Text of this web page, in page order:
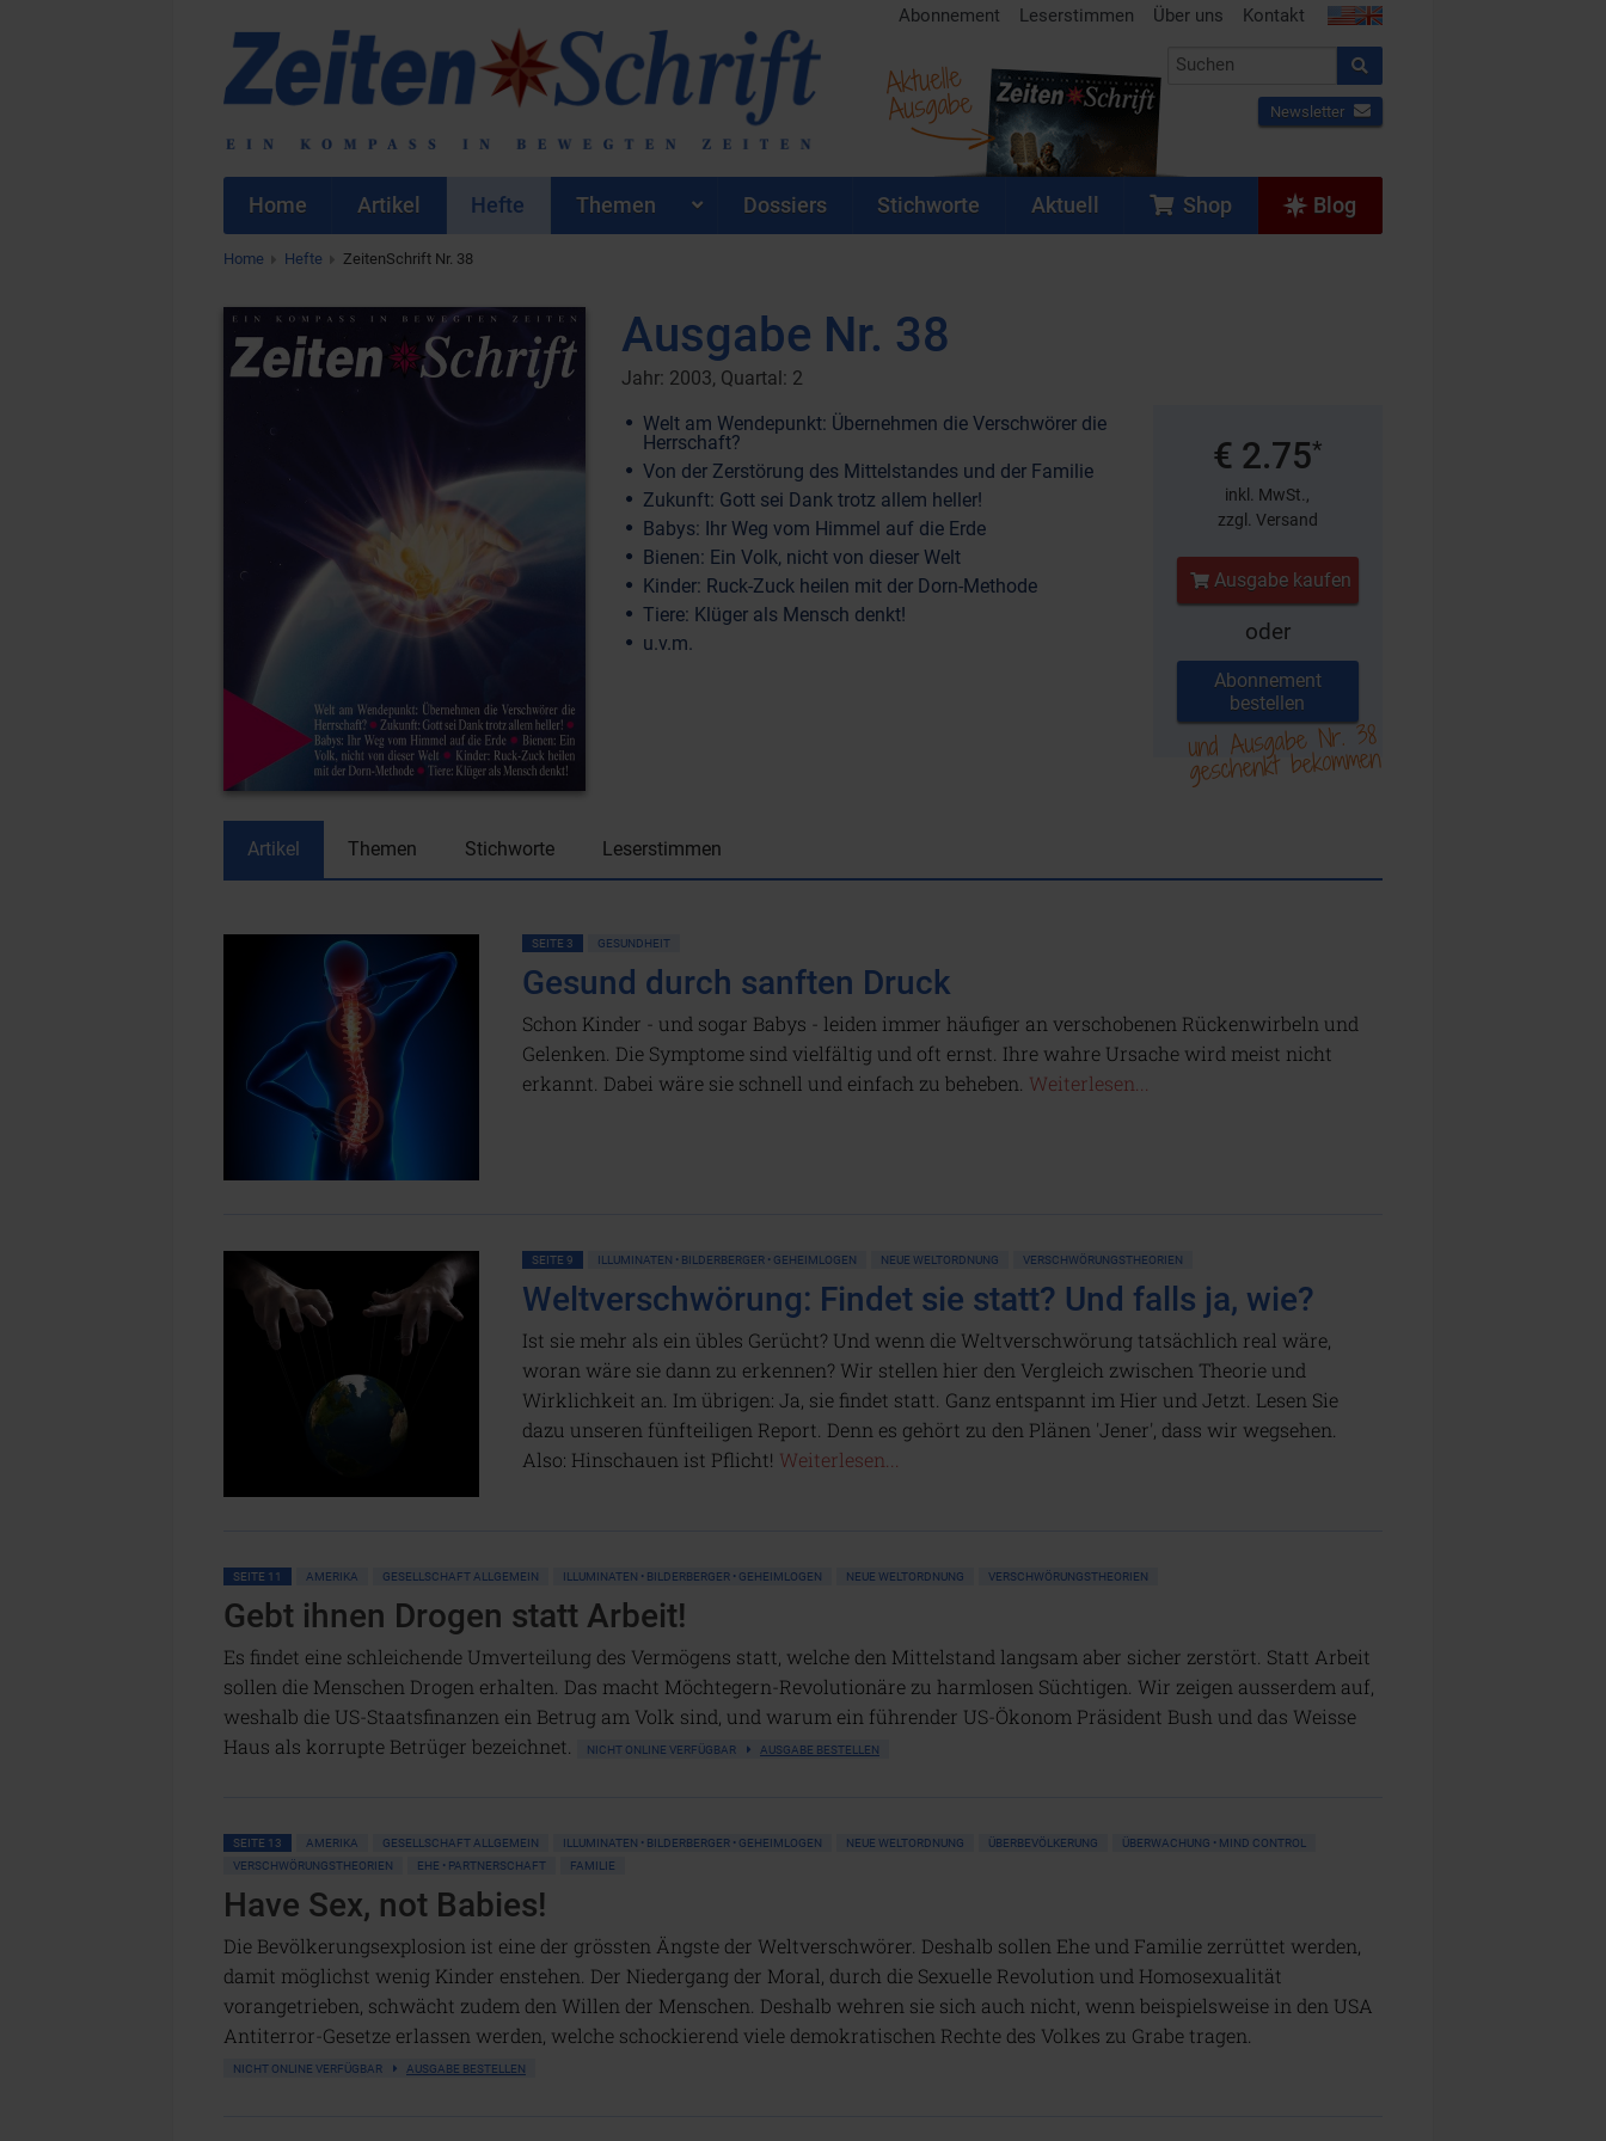
Abonnement Leserstimmen Über uns Kontakt
Newsletter
Aktuelle
Ausgabe
Home Artikel Hefte Themen Dossiers Stichworte Aktuell Shop Blog
Home Hefte ZeitenSchrift Nr. 38
Ausgabe Nr. 38
Jahr: 2003, Quartal: 2
Welt am Wendepunkt: Übernehmen die Verschwörer die
Herrschaft?
Von der Zerstörung des Mittelstandes und der Familie
Zukunft: Gott sei Dank trotz allem heller!
Babys: Ihr Weg vom Himmel auf die Erde
Bienen: Ein Volk, nicht von dieser Welt
Kinder: Ruck-Zuck heilen mit der Dorn-Methode
Tiere: Klüger als Mensch denkt!
u.v.m.
€ 2.75*
inkl. MwSt.,
zzgl. Versand
Ausgabe kaufen
oder
Abonnement
bestellen
und Ausgabe Nr. 38
geschenkt bekommen
Artikel Themen Stichworte Leserstimmen
SEITE 3 GESUNDHEIT
Gesund durch sanften Druck
Schon Kinder - und sogar Babys - leiden immer häufiger an verschobenen Rückenwirbeln und
Gelenken. Die Symptome sind vielfältig und oft ernst. Ihre wahre Ursache wird meist nicht
erkannt. Dabei wäre sie schnell und einfach zu beheben. Weiterlesen...
SEITE 9 ILLUMINATEN • BILDERBERGER • GEHEIMLOGEN NEUE WELTORDNUNG VERSCHWÖRUNGSTHEORIEN
Weltverschwörung: Findet sie statt? Und falls ja, wie?
Ist sie mehr als ein übles Gerücht? Und wenn die Weltverschwörung tatsächlich real wäre,
woran wäre sie dann zu erkennen? Wir stellen hier den Vergleich zwischen Theorie und
Wirklichkeit an. Im übrigen: Ja, sie findet statt. Ganz entspannt im Hier und Jetzt. Lesen Sie
dazu unseren fünfteiligen Report. Denn es gehört zu den Plänen 'Jener', dass wir wegsehen.
Also: Hinschauen ist Pflicht! Weiterlesen...
SEITE 11 AMERIKA GESELLSCHAFT ALLGEMEIN ILLUMINATEN • BILDERBERGER • GEHEIMLOGEN NEUE WELTORDNUNG VERSCHWÖRUNGSTHEORIEN
Gebt ihnen Drogen statt Arbeit!
Es findet eine schleichende Umverteilung des Vermögens statt, welche den Mittelstand langsam aber sicher zerstört. Statt Arbeit
sollen die Menschen Drogen erhalten. Das macht Möchtegern-Revolutionäre zu harmlosen Süchtigen. Wir zeigen ausserdem auf,
weshalb die US-Staatsfinanzen ein Betrug am Volk sind, und warum ein führender US-Ökonom Präsident Bush und das Weisse
Haus als korrupte Betrüger bezeichnet.
NICHT ONLINE VERFÜGBAR AUSGABE BESTELLEN
SEITE 13 AMERIKA GESELLSCHAFT ALLGEMEIN ILLUMINATEN • BILDERBERGER • GEHEIMLOGEN NEUE WELTORDNUNG ÜBERBEVÖLKERUNG
ÜBERWACHUNG • MIND CONTROL
VERSCHWÖRUNGSTHEORIEN
EHE • PARTNERSCHAFT FAMILIE
Have Sex, not Babies!
Die Bevölkerungsexplosion ist eine der grössten Ängste der Weltverschwörer. Deshalb sollen Ehe und Familie zerrüttet werden,
damit möglichst wenig Kinder enstehen. Der Niedergang der Moral, durch die Sexuelle Revolution und Homosexualität
vorangetrieben, schwächt zudem den Willen der Menschen. Deshalb wehren sie sich auch nicht, wenn beispielsweise in den USA
Antiterror-Gesetze erlassen werden, welche schockierend viele demokratischen Rechte des Volkes zu Grabe tragen.
NICHT ONLINE VERFÜGBAR AUSGABE BESTELLEN